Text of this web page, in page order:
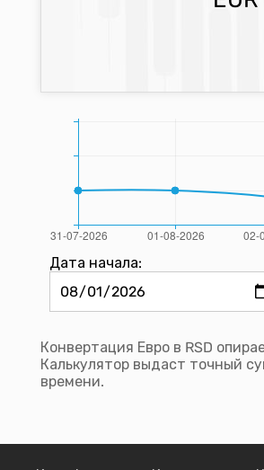
Дата начала:
Конвертация Евро в RSD
Калькулятор выдаст точный
времени.